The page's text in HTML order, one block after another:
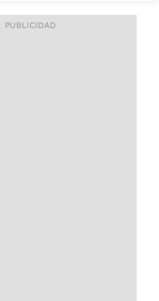
FULL - $1.800/MES